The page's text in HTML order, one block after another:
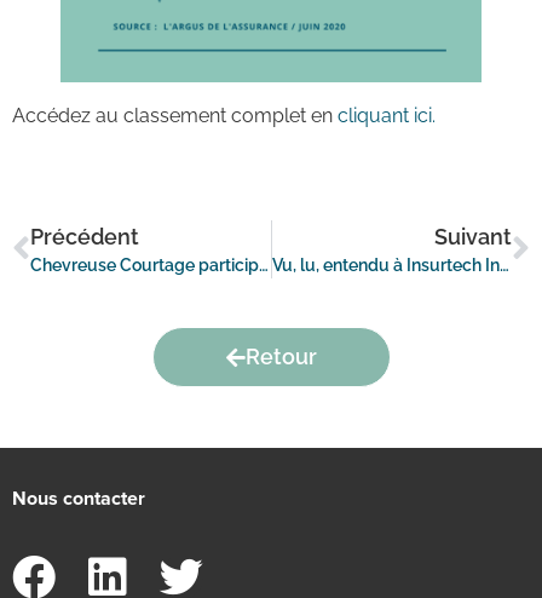
Accédez au classement complet en cliquant ici.
Précédent
Chevreuse Courtage participe à un webinar de l’Opinion & l’AGEFI
Suivant
Vu, lu, entendu à Insurtech Insights Hong Kong : quid de l’avenir des intermédiaires de l’assurance ?
Retour
Nous contacter